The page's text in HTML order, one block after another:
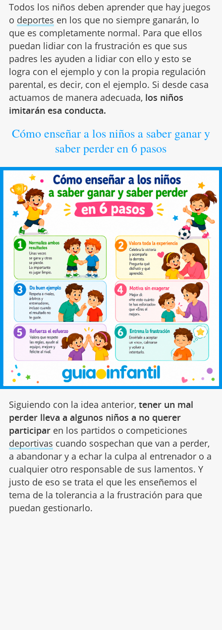
Todos los niños deben aprender que hay juegos
o deportes en los que no siempre ganarán, lo
que es completamente normal. Para que ellos
puedan lidiar con la frustración es que sus
padres les ayuden a lidiar con ello y esto se
logra con el ejemplo y con la propia regulación
parental, es decir, con el ejemplo. Si desde casa
actuamos de manera adecuada, los niños
imitarán esa conducta.
Cómo enseñar a los niños a saber ganar y
saber perder en 6 pasos
Siguiendo con la idea anterior, tener un mal
perder lleva a algunos niños a no querer
participaren los partidos o competiciones
deportivas cuando sospechan que van a perder,
a abandonar y a echar la culpa al entrenador o a
cualquier otro responsable de sus lamentos. Y
justo de eso se trata el que les enseñemos el
tema de la tolerancia a la frustración para que
puedan gestionarlo.